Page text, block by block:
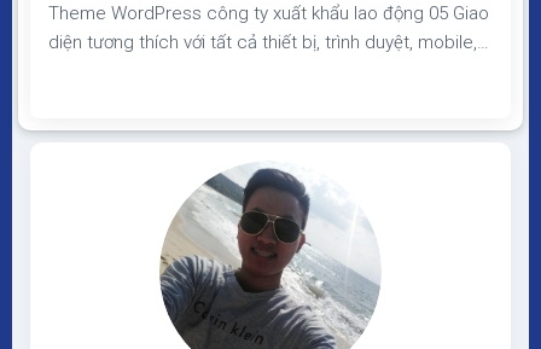
Theme WordPress công ty xuất khẩu lao động 05 Giao
diện tương thích với tất cả thiết bị, trình duyệt, mobile,
load nhanh nhẹ tối ưu với các công cụ tìm kiếm Theme